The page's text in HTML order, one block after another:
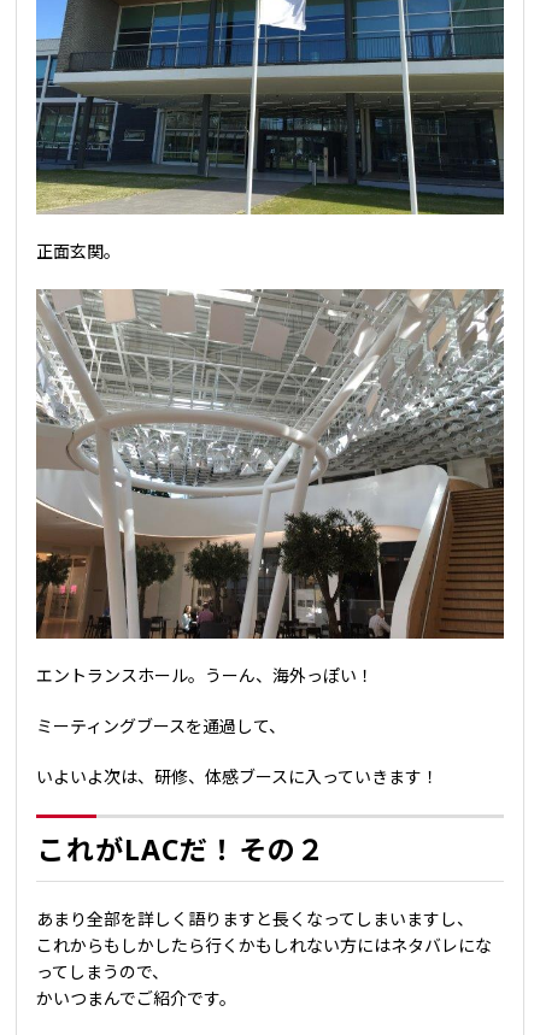
正面玄関。
エントランスホール。うーん、海外っぽい！
ミーティングブースを通過して、
いよいよ次は、研修、体感ブースに入っていきます！
これがLACだ！その２
あまり全部を詳しく語りますと長くなってしまいますし、
これからもしかしたら行くかもしれない方にはネタバレにな
ってしまうので、
かいつまんでご紹介です。